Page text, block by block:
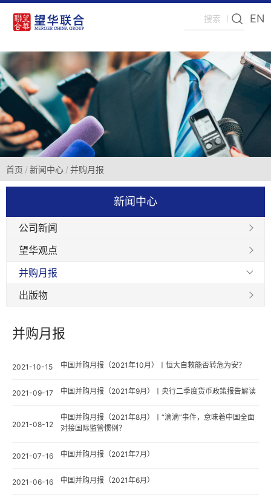
EN
首页 新闻中心 并购月报
新闻中心
公司新闻
望华观点
并购月报
出版物
并购月报
中国并购月报（2021年10月）丨恒大自救能否转危为安？
2021-10-15
中国并购月报（2021年9月）丨央行二季度货币政策报告解读
2021-09-17
中国并购月报（2021年8月）丨“滴滴”事件，意味着中国全面
对接国际监管惯例？
2021-08-12
中国并购月报（2021年7月）
2021-07-16
中国并购月报（2021年6月）
2021-06-16